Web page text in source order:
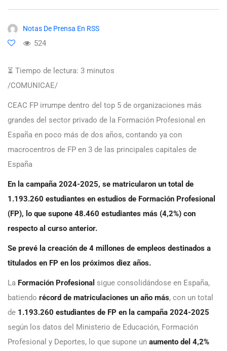
Notas De Prensa En RSS
524
⏳ Tiempo de lectura: 3 minutos
/COMUNICAE/
CEAC FP irrumpe dentro del top 5 de organizaciones más
grandes del sector privado de la Formación Profesional en
España en poco más de dos años, contando ya con
macrocentros de FP en 3 de las principales capitales de
España
En la campaña 2024-2025, se matricularon un total de
1.193.260 estudiantes en estudios de Formación Profesional
(FP), lo que supone 48.460 estudiantes más (4,2%) con
respecto al curso anterior.
Se prevé la creación de 4 millones de empleos destinados a
titulados en FP en los próximos diez años.
La Formación Profesional sigue consolidándose en España,
batiendo récord de matriculaciones un año más, con un total
de 1.193.260 estudiantes de FP en la campaña 2024-2025
según los datos del Ministerio de Educación, Formación
Profesional y Deportes, lo que supone un aumento del 4,2%